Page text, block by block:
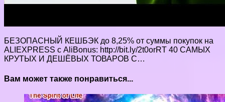
БЕЗОПАСНЫЙ КЕШБЭК до 8,25% от суммы покупок на
ALIEXPRESS с AliBonus: http://bit.ly/2t0orRT 40 САМЫХ
КРУТЫХ И ДЕШЁВЫХ ТОВАРОВ С…
Вам может также понравиться...